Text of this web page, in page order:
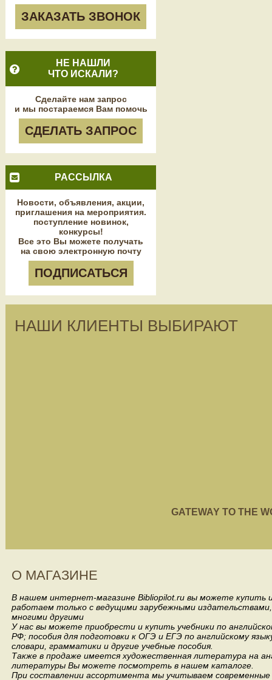
ЗАКАЗАТЬ ЗВОНОК
НЕ НАШЛИ
ЧТО ИСКАЛИ?
Сделайте нам запрос
и мы постараемся Вам помочь
СДЕЛАТЬ ЗАПРОС
РАССЫЛКА
Новости, объявления, акции,
приглашения на мероприятия.
поступление новинок,
конкурсы!
Все это Вы можете получать
на свою электронную почту
ПОДПИСАТЬСЯ
НАШИ КЛИЕНТЫ ВЫБИРАЮТ
GATEWAY TO THE
О МАГАЗИНЕ
В нашем интернет-магазине Bibliopilot.ru вы можете купить
работаем только с ведущими зарубежными издательствами,
многими другими
У нас вы можете приобрести и купить учебники по
РФ; пособия для подготовки к ОГЭ и ЕГЭ по английскому
словари, грамматики и другие учебные пособия.
Также в продаже имеется художественная литература на
литературы Вы можете посмотреть в нашем каталоге.
При составлении ассортимента мы учитываем